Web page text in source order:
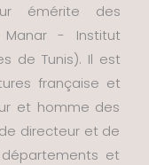
émérite des
Manar - Institut
de Tunis). Il est
française et
et homme des
directeur et de
et